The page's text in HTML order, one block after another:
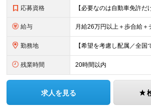
応募資格
給与
勤務地
残業時間 20時間以内
求人を見る